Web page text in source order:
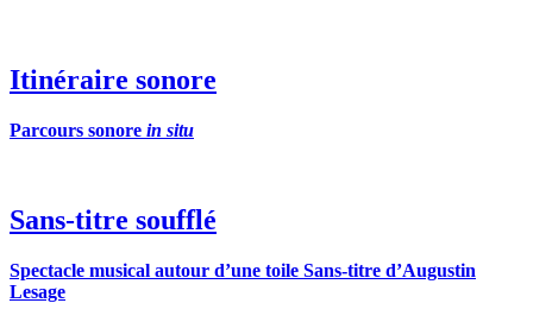
Itinéraire sonore
Parcours sonore in situ
Sans-titre soufflé
Spectacle musical autour d’une toile Sans-titre d’Augustin
Lesage